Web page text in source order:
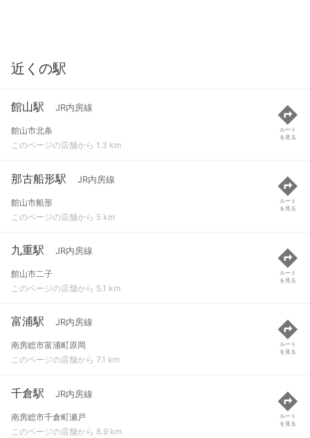
近くの駅
館山駅 JR内房線
館山市北条
このページの店舗から 1.3 km
ルート
を見る
那古船形駅 JR内房線
館山市船形
このページの店舗から 5 km
ルート
を見る
九重駅 JR内房線
館山市二子
このページの店舗から 5.1 km
ルート
を見る
富浦駅 JR内房線
南房総市富浦町原岡
このページの店舗から 7.1 km
ルート
を見る
千倉駅 JR内房線
南房総市千倉町瀬戸
このページの店舗から 8.9 km
ルート
を見る